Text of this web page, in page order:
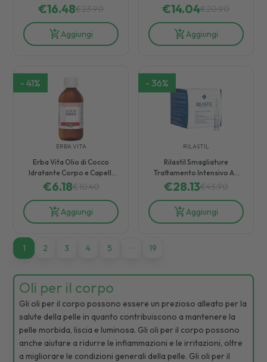
Protettivo 130 ml
€16.48€23.90
Aggiungi
Lenitivo e Protettivo 100 ml
€14.04€20.90
Aggiungi
-41%
ERBA VITA
Erba Vita Olio di Cocco
Idratante Corpo e Capelli
100 ml
€6.18€10.40
Aggiungi
- 36%
RILASTIL
Rilastil Smagliature
Trattamento Intensivo Ad
Azione Urto 10 Fiale 5 ml
€28.13€43.90
Aggiungi
11 2 3 4 5 19
Oli per il corpo
Gli oli per il corpo possono essere un prezioso alleato per la
salute della pelle in quanto contribuiscono a mantenere la
pelle morbida, liscia e luminosa. Gli oli per il corpo possono
anche aiutare a ridurre le infiammazioni e le irritazioni, oltre
a migliorare le condizioni generali della pelle. Gli oli per il